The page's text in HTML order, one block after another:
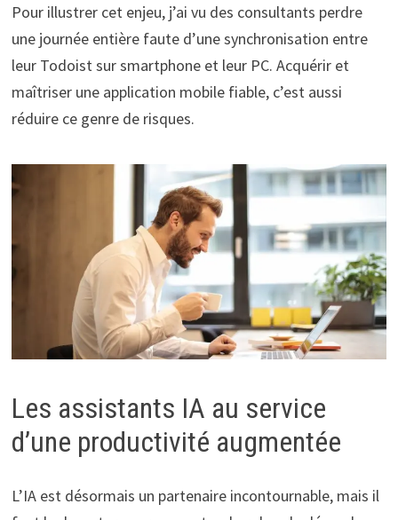
Pour illustrer cet enjeu, j’ai vu des consultants perdre
une journée entière faute d’une synchronisation entre
leur Todoist sur smartphone et leur PC. Acquérir et
maîtriser une application mobile fiable, c’est aussi
réduire ce genre de risques.
Les assistants IA au service
d’une productivité augmentée
L’IA est désormais un partenaire incontournable, mais il